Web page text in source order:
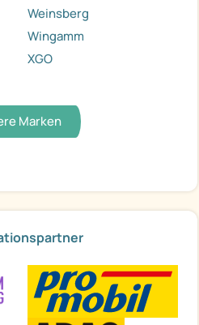
Weinsberg
Wingamm
XGO
Marken